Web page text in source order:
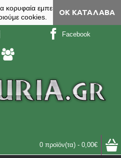
κορυφαία εμπειρία, στο site
cookies.
ΟΚ ΚΑΤΆΛΑΒΑ
Facebook
0 προϊόν(τα) - 0,00€